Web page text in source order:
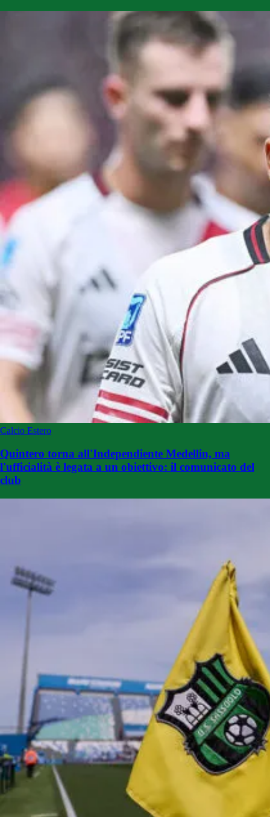
Calcio Estero
Quintero torna all'Independiente Medellin, ma
l'ufficialità è legata a un obiettivo: il comunicato del
club